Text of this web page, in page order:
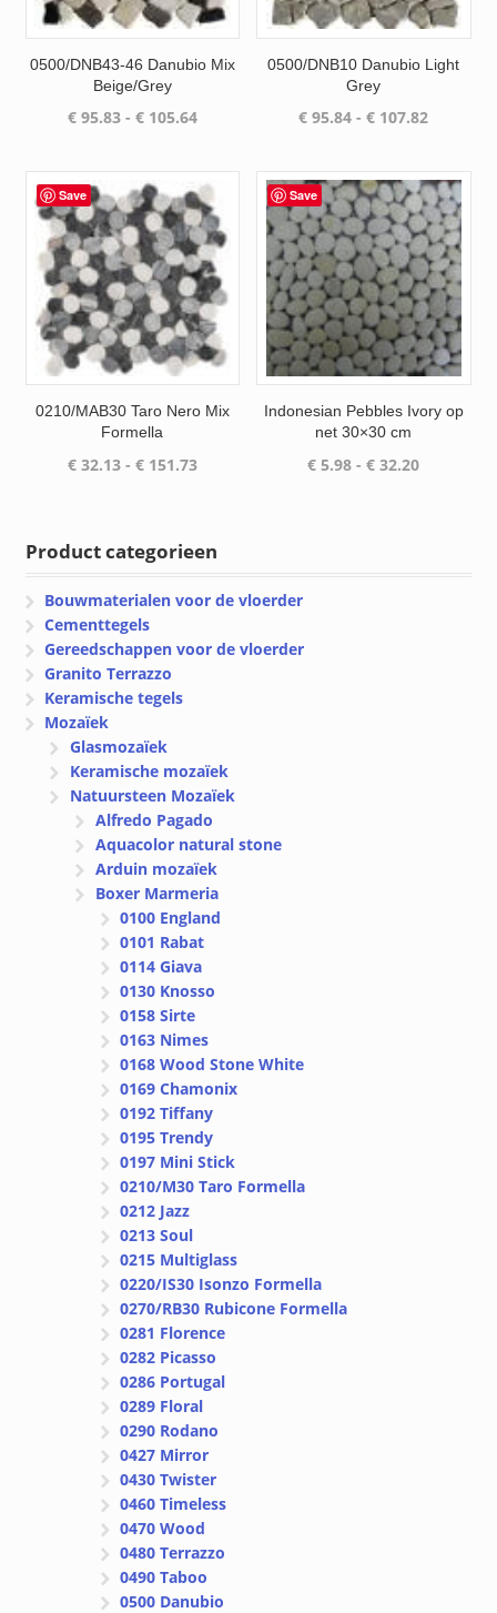
0500/DNB43-46 Danubio Mix
Beige/Grey
€95.83 - €105.64Prijsklasse:
€ 105.64
0500/DNB10 Danubio Light
Grey
€ 95.84 - € 107.82
€ 107.82
Save
0210/MAB30 Taro Nero Mix
Formella
€32.13 - €151.73Prijsklasse:
Save
Indonesian Pebbles Ivory op
net 30×30 cm
€ 5.98 - € 32.20
Product categorieen
Bouwmaterialen voor de vloerder
Cementtegels
Gereedschappen voor de vloerder
Granito Terrazzo
Keramische tegels
Mozaïek
Glasmozaïek
Keramische mozaïek
Natuursteen Mozaïek
Alfredo Pagado
Aquacolor natural stone
Arduin mozaïek
Boxer Marmeria
0100 England
0101 Rabat
0114 Giava
0130 Knosso
0158 Sirte
0163 Nimes
0168 Wood Stone White
0169 Chamonix
0192 Tiffany
0195 Trendy
0197 Mini Stick
0210/M30 Taro Formella
0212 Jazz
0213 Soul
0215 Multiglass
0220/IS30 Isonzo Formella
0270/RB30 Rubicone Formella
0281 Florence
0282 Picasso
0286 Portugal
0289 Floral
0290 Rodano
0427 Mirror
0430 Twister
0460 Timeless
0470 Wood
0480 Terrazzo
0490 Taboo
0500 Danubio